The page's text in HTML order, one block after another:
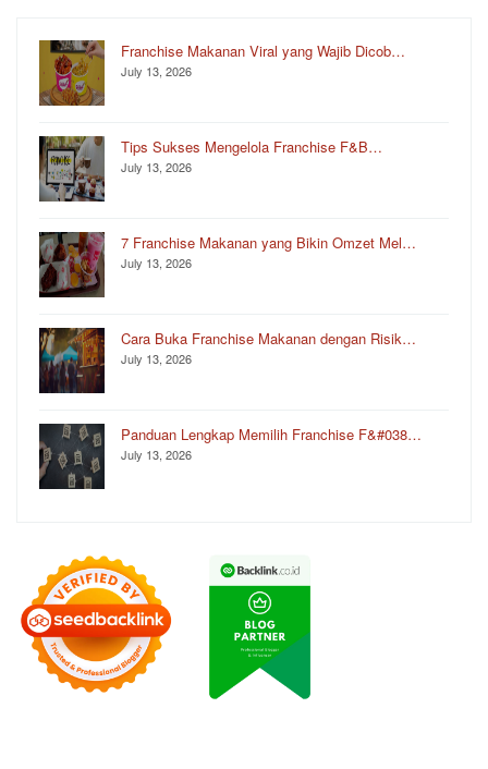
Franchise Makanan Viral yang Wajib Dicob…
July 13, 2026
Tips Sukses Mengelola Franchise F&B…
July 13, 2026
7 Franchise Makanan yang Bikin Omzet Mel…
July 13, 2026
Cara Buka Franchise Makanan dengan Risik…
July 13, 2026
Panduan Lengkap Memilih Franchise F&#038…
July 13, 2026